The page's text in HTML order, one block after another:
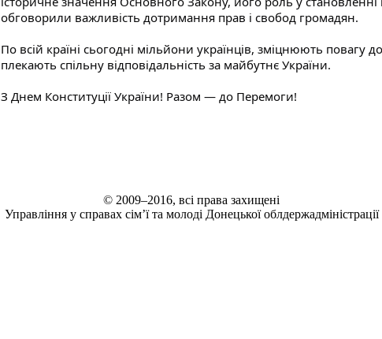
обговорили важливість дотримання прав і свобод громадян.
По всій країні сьогодні мільйони українців, зміцнюють повагу
плекають спільну відповідальність за майбутнє України.
З Днем Конституції України! Разом — до Перемоги!
© 2009–2016, всі права захищені
Управління у справах сім’ї та молоді Донецької облдержадміністрації